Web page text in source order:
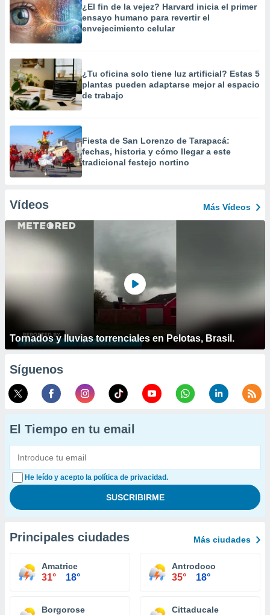
¿El fin de la vejez? Harvard inicia el primer
ensayo humano para revertir el
envejecimiento celular
¿Tu oficina solo tiene luz artificial? Estas 5
plantas pueden adaptarse mejor al espacio
de trabajo
Fiesta de San Lorenzo de Tarapacá:
fechas, historia y cómo llegar a este
tradicional festejo nortino
Vídeos Más Vídeos
Tornados y lluvias torrenciales en Pelotas, Brasil.
Síguenos
El Tiempo en tu email
He leído y acepto la política de privacidad.
Principales ciudades Más ciudades
Amatrice
31° 18°
Antrodoco
35° 18°
Borgorose Cittaducale